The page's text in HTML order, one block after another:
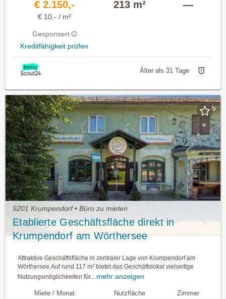
€ 2.150,-
€ 10,- / m²
Gesponsert
Kreditfähigkeit prüfen
213 m² —
Älter als 31 Tage
9201 Krumpendorf • Büro zu mieten
Etablierte Geschäftsfläche direkt in
Krumpendorf am Wörthersee
Attraktive Geschäftsfläche in zentraler Lage von Krumpendorf am
Wörthersee.Auf rund 117 m² bietet das Geschäftslokal vielseitige
Nutzungsmöglichkeiten für... mehr anzeigen
Miete / Monat Nutzfläche Zimmer